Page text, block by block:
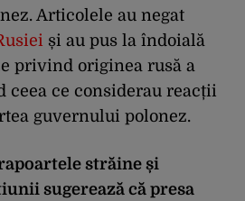
Articolele au negat
și au pus la îndoial ă
privind originea rusă a
ceea ce considerau reacții
guvernului polonez.
străine și
sugerează că presa